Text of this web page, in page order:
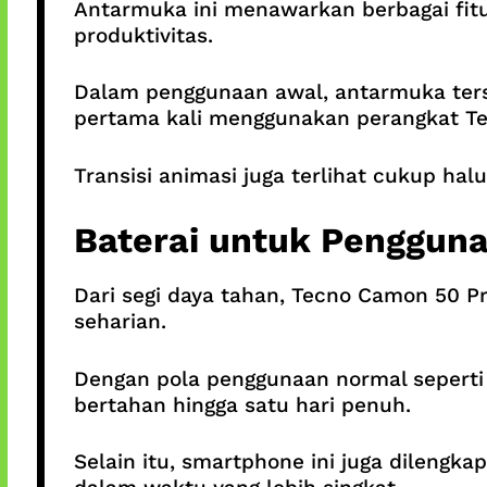
Antarmuka ini menawarkan berbagai
produktivitas.
Dalam penggunaan awal, antarmuka
pertama kali menggunakan perangkat
Transisi animasi juga terlihat cukup
Baterai untuk
Dari segi daya tahan, Tecno Camon 50
seharian.
Dengan pola penggunaan normal
bertahan hingga satu hari penuh.
Selain itu, smartphone ini juga